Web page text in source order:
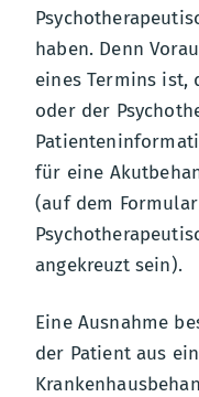
haben. Denn
eines Termins ist,
oder der
für eine
(auf dem
angekreuzt sein).
Eine Ausnahme
der Patient aus